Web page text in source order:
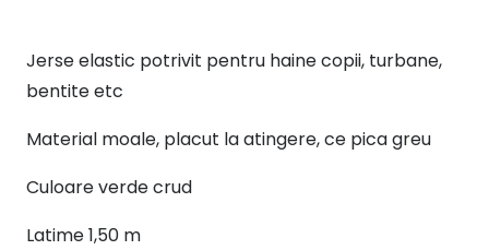
Jerse elastic potrivit pentru haine copii, turbane,
bentite etc
Material moale, placut la atingere, ce pica greu
Culoare verde crud
Latime 1,50 m